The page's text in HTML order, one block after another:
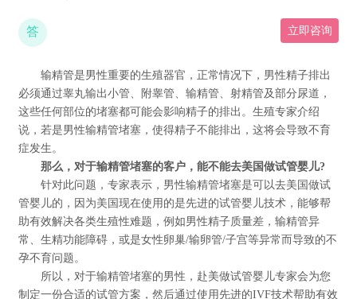
答 立即咨询
输精管是男性重要的生殖器官，正常情况下，男性精子排出
必须通过睾丸输出小管、附睾管、输精管、射精管及部分尿道，
这些任何部位的堵塞都可能会影响精子的排出。生殖专家介绍
说，若是男性输精管堵塞，使得精子不能排出，这将会导致不育
症发生。
那么，对于输精管堵塞的客户，能不能去美国做试管婴儿?
针对此问题，专家表示，男性输精管堵塞是可以去美国做试
管婴儿的，因为美国现在使用的是先进的试管婴儿技术，能够帮
助有效解决各类生殖性难题，例如男性精子质量差，输精管异
常、生精功能障碍，或是女性卵巢/输卵管/子宫等异常而导致的不
孕不育问题。
所以，对于输精管堵塞的男性，赴美做试管婴儿专家会为您
制定一份合适的试管方案，然后通过使用先进的IVF技术帮助有效